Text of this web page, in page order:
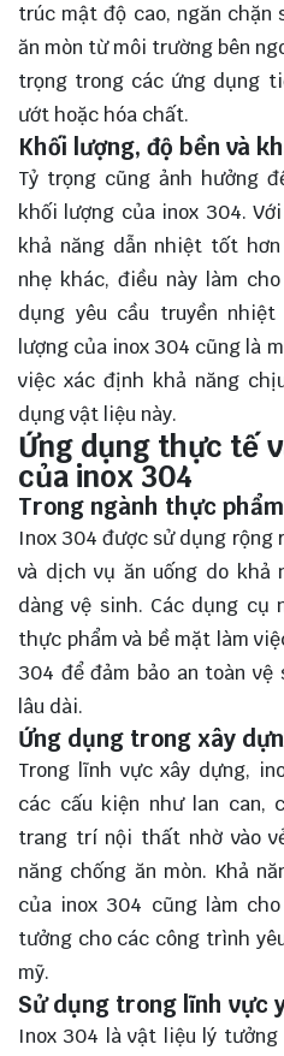
trúc mật độ cao, ngăn chặn
ăn mòn từ môi trường bên
trọng trong các ứng dụng
ướt hoặc hóa chất.
Khối lượng, độ bền và
Tỷ trọng cũng ảnh hưởng
khối lượng của inox 304.
khả năng dẫn nhiệt tốt
nhẹ khác, điều này làm
dụng yêu cầu truyền
lượng của inox 304 cũng là
việc xác định khả năng
dụng vật liệu này.
Ứng dụng thực tế
của inox 304
Trong ngành thực
Inox 304 được sử dụng
và dịch vụ ăn uống do khả
dàng vệ sinh. Các dụng cụ
thực phẩm và bề mặt làm
304 để đảm bảo an toàn
lâu dài.
Ứng dụng trong xây
Trong lĩnh vực xây dựng,
các cấu kiện như lan can,
trang trí nội thất nhờ vào
năng chống ăn mòn. Khả
của inox 304 cũng làm
tưởng cho các công trình
mỹ.
Sử dụng trong lĩnh vực
Inox 304 là vật liệu lý